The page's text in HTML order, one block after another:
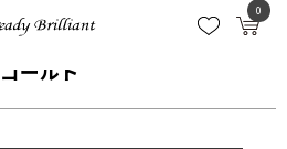
0
ゴールド
ゴールド